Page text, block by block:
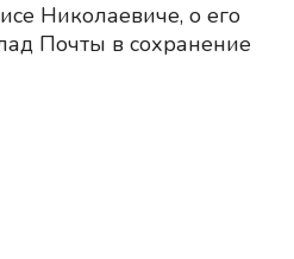
Николаевиче, о его
Почты в сохранение